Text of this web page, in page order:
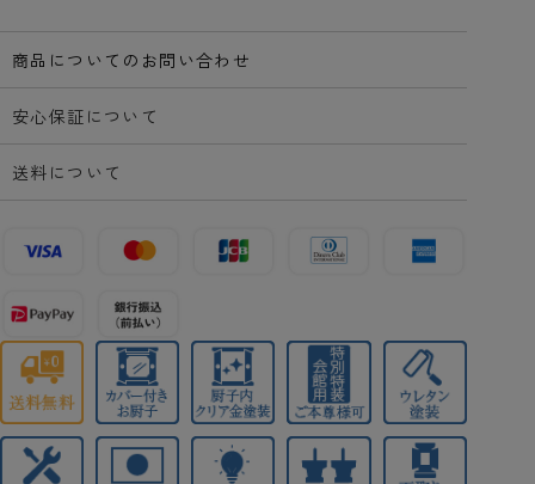
商品についてのお問い合わせ
安心保証について
送料について